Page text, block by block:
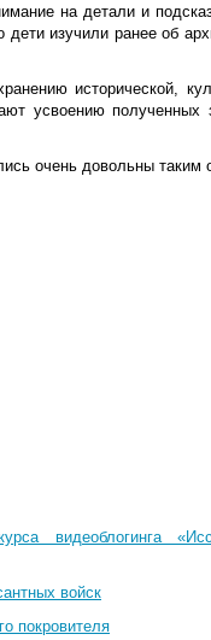
на детали и
изучили ранее об
исторической,
усвоению полученных
очень довольны таким
видеоблогинга
войск
покровителя